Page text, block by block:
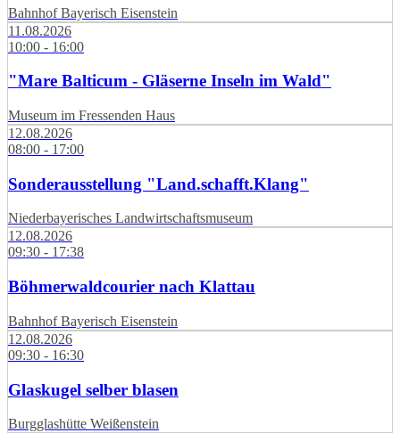
Bahnhof Bayerisch Eisenstein
11.08.2026
10:00 - 16:00
"Mare Balticum - Gläserne Inseln im Wald"
Museum im Fressenden Haus
12.08.2026
08:00 - 17:00
Sonderausstellung "Land.schafft.Klang"
Niederbayerisches Landwirtschaftsmuseum
12.08.2026
09:30 - 17:38
Böhmerwaldcourier nach Klattau
Bahnhof Bayerisch Eisenstein
12.08.2026
09:30 - 16:30
Glaskugel selber blasen
Burgglashütte Weißenstein